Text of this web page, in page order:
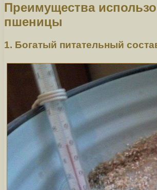
Преимущества
пшеницы
1. Богатый питательный